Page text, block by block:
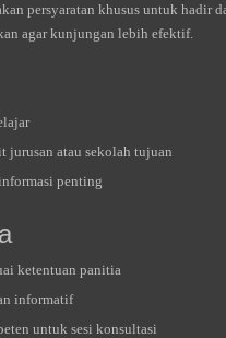
persyaratan khusus untuk hadir
agar kunjungan lebih efektif.
jurusan atau sekolah tujuan
penting
ketentuan panitia
informatif
untuk sesi konsultasi